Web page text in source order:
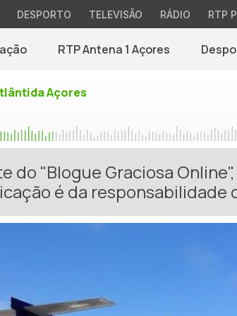
DESPORTO TELEVISÃO RÁDIO RTP
RTP Antena 1 Açores
Açores
do "Blogue Graciosa
é da responsabilidade